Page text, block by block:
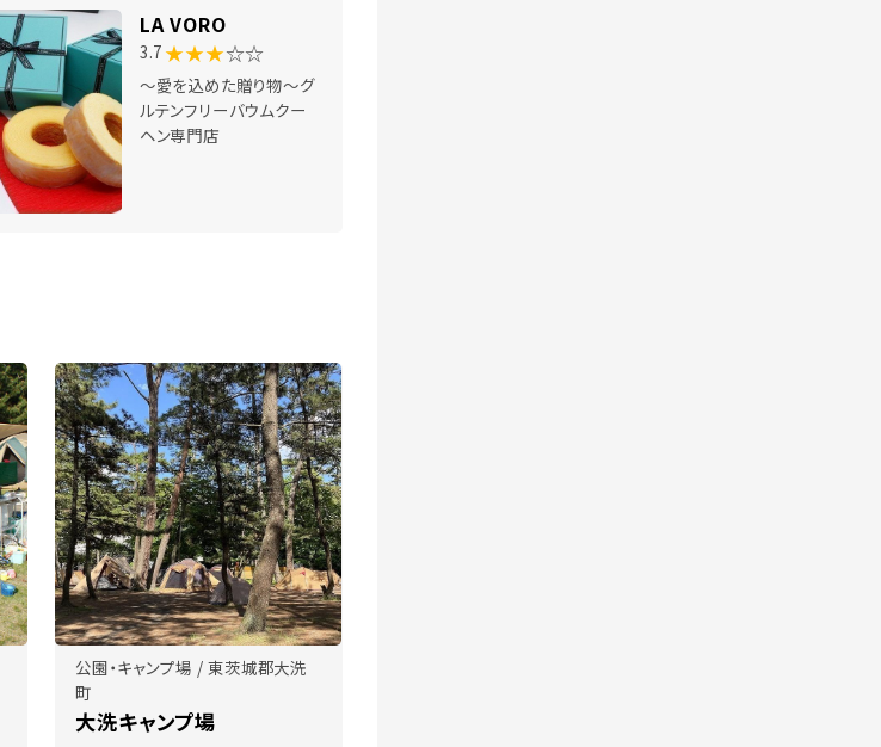
LA VORO
3.7 ★★★☆☆
～愛を込めた贈り物～グ
ルテンフリーバウムクー
ヘン専門店
公園・キャンプ場 / 東茨城郡大洗
町
大洗キャンプ場